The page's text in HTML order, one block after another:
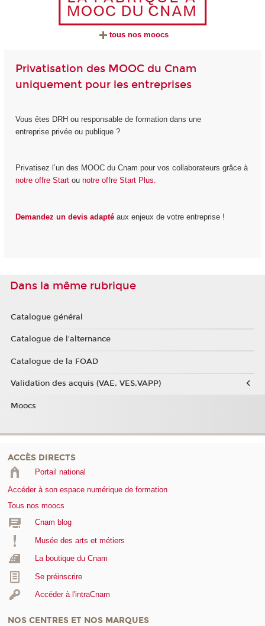
tous nos moocs
Privatisation des MOOC du Cnam
uniquement pour les entreprises
Vous êtes DRH ou responsable de formation dans une
entreprise privée ou publique ?
Privatisez l’un des MOOC du Cnam pour vos collaborateurs grâce à
notre offre Startou notre offre Start Plus.
Demandez un devis adaptéaux enjeux de votre entreprise !
Dans la même rubrique
Catalogue général
Catalogue de l'alternance
Catalogue de la FOAD
Validation des acquis (VAE, VES,VAPP)
Moocs
ACCÈS DIRECTS
Portail national
Accéder à son espace numérique de formation
Tous nos moocs
Cnam blog
Musée des arts et métiers
La boutique du Cnam
Se préinscrire
Accéder à l'intraCnam
NOS CENTRES ET NOS MARQUES